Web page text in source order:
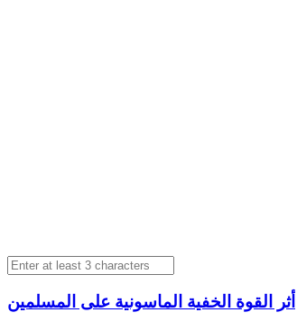
أثر القوة الخفية الماسونية على المسلمين